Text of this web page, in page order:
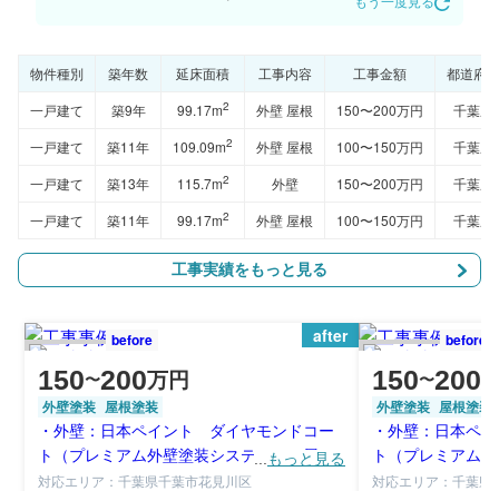
物件種別 築年数 延床面積 工事内容 工事金額
都道府県
一戸建て
築9年 99.17m2 外壁 屋根 150〜200万円
千葉県
一戸建て
築11年 109.09m2 外壁 屋根 100〜150万円
千葉県
一戸建て
築13年 115.7m2 外壁 150〜200万円
千葉県
一戸建て
築11年 99.17m2 外壁 屋根 100〜150万円 千葉県
工事実績をもっと見る
after
before
150〜200万円
外壁塗装 屋根塗装
・外壁：日本ペイント ダイヤモンドコー
ト（プレミアム外壁塗装システム）、屋
根：「遮熱塗料」
もっと見る
対応エリア：千葉県千葉市花見川区
before
150〜200
外壁塗装 屋根塗装
・外壁：日本ペ
ト（プレミアム
根：「遮熱塗料」
対応エリア：千葉県